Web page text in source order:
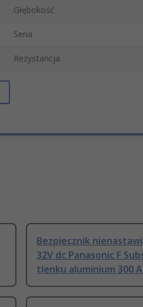
Głębokość
Seria
Rezystancja
Bezpiecznik
32V dc Panasonic F
tlenku aluminium 300 A